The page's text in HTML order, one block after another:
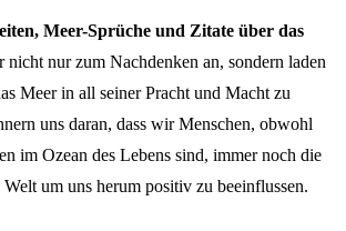
Meer-Sprü­che und Zita­te über das
nicht nur zum Nach­den­ken an, sondern laden
Meer in all seiner Pracht und Macht zu
uns daran, dass wir Menschen, obwohl
im Ozean des Lebens sind, immer noch die
um uns herum posi­tiv zu beein­flus­sen.